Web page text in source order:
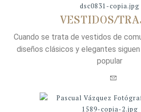
VESTIDOS/
Cuando se trata de vestidos de
diseños clásicos y elegantes
popular